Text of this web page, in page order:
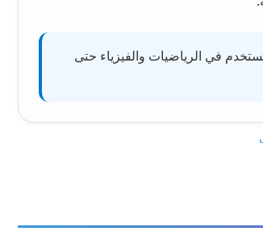
في الرياضيات والفيزياء حتى